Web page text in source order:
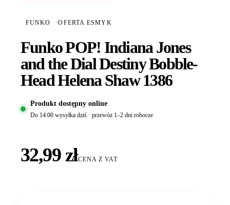
FUNKO ·OFERTA ESMYK
Funko POP! Indiana Jones
and the Dial Destiny Bobble-
Head Helena Shaw 1386
Produkt dostępny online
Do 14:00 wysyłka dziś · przewóz 1–2 dni robocze
32,99 złCENA Z VAT